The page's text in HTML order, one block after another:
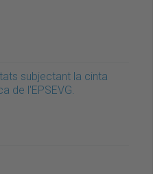
subjectant la cinta
de l'EPSEVG.